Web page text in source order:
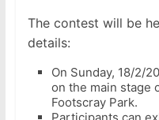
The contest will be
details:
On Sunday, 18/2/
on the main stage
Footscray Park.
Participants can